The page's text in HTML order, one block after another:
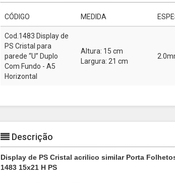
CÓDIGO MEDIDA
Cod.1483 Display de
PS Cristal para
parede “U” Duplo
Com Fundo - A5
Horizontal
Altura: 15 cm
Largura: 21 cm
Descrição
Display de PS Cristal acrilico similar Porta
1483 15x21 H PS